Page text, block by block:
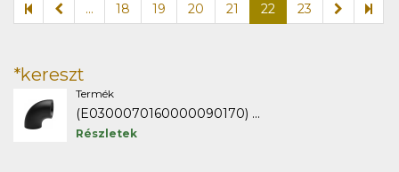
... 18 19 20 21 22 23
*kereszt
Termék
(E0300070160000090170) ...
Részletek